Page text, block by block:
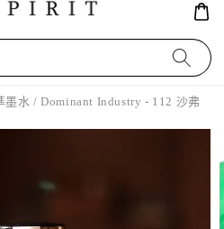
墨水 / Dominant Industry - 112 沙弗